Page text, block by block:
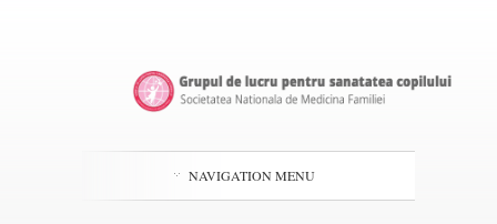
NAVIGATION MENU